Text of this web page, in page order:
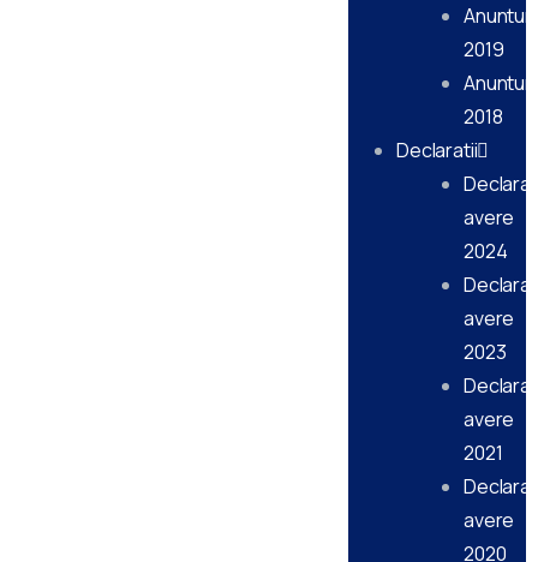
Anunturi
2019
Anunturi
2018
Declaratii
avere
2024
avere
2023
avere
2021
avere
2020